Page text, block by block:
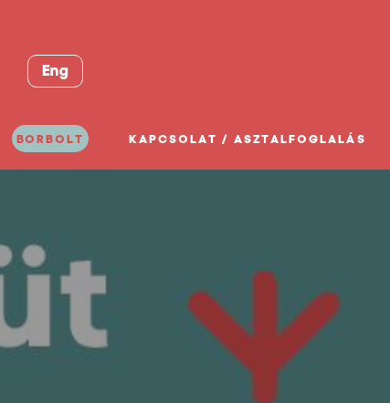
Eng
BORBOLT KAPCSOLAT / ASZTALFOGLALÁS